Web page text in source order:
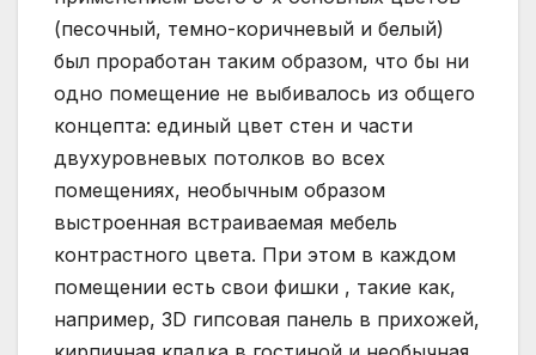
(песочный, темно-коричневый и белый)
был проработан таким образом, что бы ни
одно помещение не выбивалось из общего
концепта: единый цвет стен и части
двухуровневых потолков во всех
помещениях, необычным образом
выстроенная встраиваемая мебель
контрастного цвета. При этом в каждом
помещении есть свои фишки , такие как,
например, 3D гипсовая панель в прихожей,